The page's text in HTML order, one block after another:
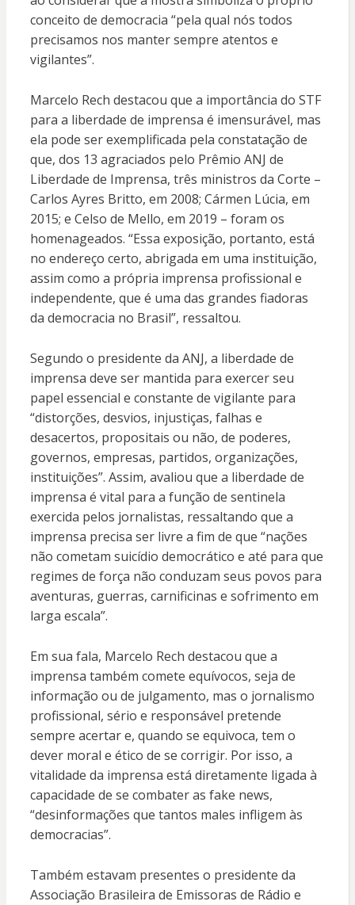
conceito de democracia “pela qual nós todos
precisamos nos manter sempre atentos e
vigilantes”.
Marcelo Rech destacou que a importância do STF
para a liberdade de imprensa é imensurável, mas
ela pode ser exemplificada pela constatação de
que, dos 13 agraciados pelo Prêmio ANJ de
Liberdade de Imprensa, três ministros da Corte –
Carlos Ayres Britto, em 2008; Cármen Lúcia, em
2015; e Celso de Mello, em 2019 – foram os
homenageados. “Essa exposição, portanto, está
no endereço certo, abrigada em uma instituição,
assim como a própria imprensa profissional e
independente, que é uma das grandes fiadoras
da democracia no Brasil”, ressaltou.
Segundo o presidente da ANJ, a liberdade de
imprensa deve ser mantida para exercer seu
papel essencial e constante de vigilante para
“distorções, desvios, injustiças, falhas e
desacertos, propositais ou não, de poderes,
governos, empresas, partidos, organizações,
instituições”. Assim, avaliou que a liberdade de
imprensa é vital para a função de sentinela
exercida pelos jornalistas, ressaltando que a
imprensa precisa ser livre a fim de que “nações
não cometam suicídio democrático e até para que
regimes de força não conduzam seus povos para
aventuras, guerras, carnificinas e sofrimento em
larga escala”.
Em sua fala, Marcelo Rech destacou que a
imprensa também comete equívocos, seja de
informação ou de julgamento, mas o jornalismo
profissional, sério e responsável pretende
sempre acertar e, quando se equivoca, tem o
dever moral e ético de se corrigir. Por isso, a
vitalidade da imprensa está diretamente ligada à
capacidade de se combater as fake news,
“desinformações que tantos males infligem às
democracias”.
Também estavam presentes o presidente da
Associação Brasileira de Emissoras de Rádio e